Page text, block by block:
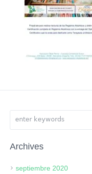
Archives
septiembre 2020